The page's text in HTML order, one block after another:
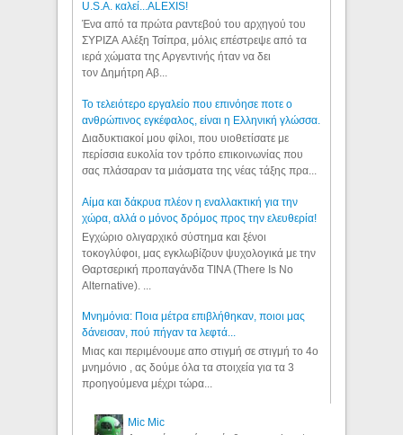
U.S.A. καλεί...ALEXIS!
Ένα από τα πρώτα ραντεβού του αρχηγού του
ΣΥΡΙΖΑ Αλέξη Τσίπρα, μόλις επέστρεψε από τα
ιερά χώματα της Αργεντινής ήταν να δει
τον Δημήτρη Αβ...
Το τελειότερο εργαλείο που επινόησε ποτε ο
ανθρώπινος εγκέφαλος, είναι η Ελληνική γλώσσα.
Διαδυκτιακοί μου φίλοι, που υιοθετίσατε με
περίσσια ευκολία τον τρόπο επικοινωνίας που
σας πλάσαραν τα μιάσματα της νέας τάξης πρα...
Αίμα και δάκρυα πλέον η εναλλακτική για την
χώρα, αλλά ο μόνος δρόμος προς την ελευθερία!
Εγχώριο ολιγαρχικό σύστημα και ξένοι
τοκογλύφοι, μας εγκλωβίζουν ψυχολογικά με την
Θαρτσερική προπαγάνδα TINA (There Is No
Alternative). ...
Μνημόνια: Ποια μέτρα επιβλήθηκαν, ποιοι μας
δάνεισαν, πού πήγαν τα λεφτά...
Μιας και περιμένουμε απο στιγμή σε στιγμή το 4ο
μνημόνιο , ας δούμε όλα τα στοιχεία για τα 3
προηγούμενα μέχρι τώρα...
Mic Mic